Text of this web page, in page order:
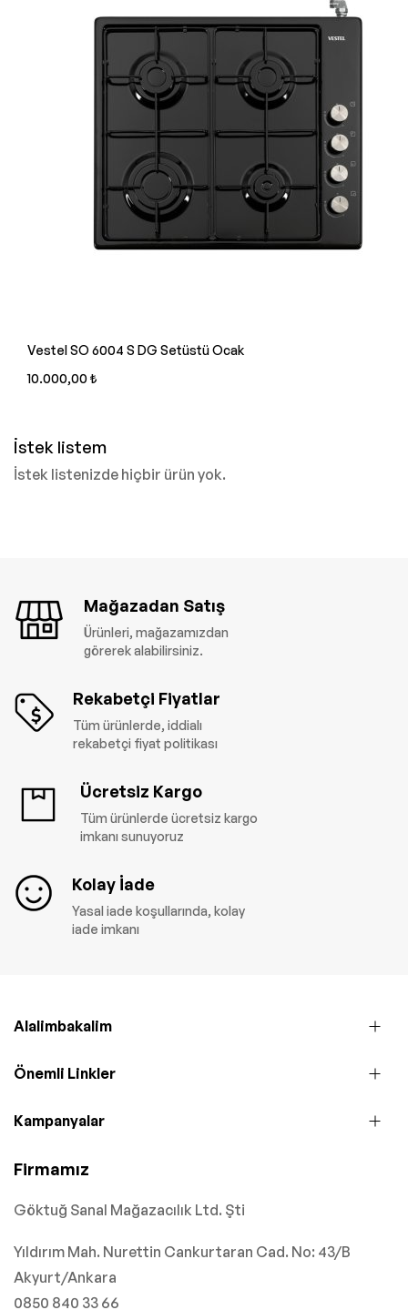
Vestel SO 6004 S DG Setüstü Ocak
10.000,00 ₺
İstek listem
İstek listenizde hiçbir ürün yok.
Mağazadan Satış
Ürünleri, mağazamızdan
görerek alabilirsiniz.
Rekabetçi Fiyatlar
Tüm ürünlerde, iddialı
rekabetçi fiyat politikası
Ücretsiz Kargo
Tüm ürünlerde ücretsiz kargo
imkanı sunuyoruz
Kolay İade
Yasal iade koşullarında, kolay
iade imkanı
Alalimbakalim
Önemli Linkler
Kampanyalar
Firmamız
Göktuğ Sanal Mağazacılık Ltd. Şti
Yıldırım Mah. Nurettin Cankurtaran Cad. No: 43/B
Akyurt/Ankara
0850 840 33 66